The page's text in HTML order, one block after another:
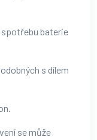
baterie
s dílem
se může